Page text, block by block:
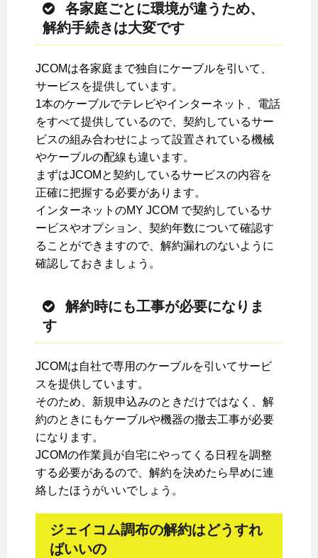
各家庭ごとに環境が違うため、
解約手続きは大変です
JCOMは各家庭まで独自にケーブルを引いて、
サービスを提供しています。
1本のケーブルでテレビやインターネット、電話
をすべて提供しているので、契約しているサー
ビスの組み合わせによって設置されている機械
やケーブルの配線も違います。
まずはJCOMと契約しているサービスの内容を
正確に把握する必要があります。
インターネットのMY JCOM で契約しているサ
ービスやオプション、契約年数について確認す
ることができますので、解約漏れのないように
確認しておきましょう。
解約時にも工事が必要になりま
す
JCOMは自社で専用のケーブルを引いてサービ
スを提供しています。
そのため、新規申込みのときだけではなく、解
約のときにもケーブルや機器の撤去工事が必要
になります。
JCOMの作業員が自宅にやってくる日程を調整
する必要があるので、解約を決めたら早めに連
絡したほうがいいでしょう。
ジェイコム調布の解約はどうすれ
ばいいの